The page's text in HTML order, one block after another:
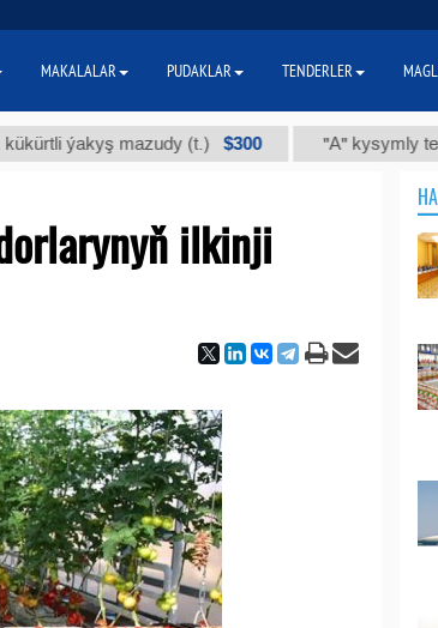
mazudy (t.) $300 "А" kysymly tehniki
ilkinji
MAKALALAR PUDAKLAR TENDERLER